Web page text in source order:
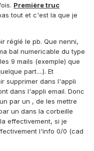
Première truc
tout et c'est la que je
réglé le pb. Que nenni,
bal numericable du type
9 mails (exemple) que
part....). Et
supprimer dans l'appli
dans l'appli email. Donc
par un , de les mettre
un dans la corbeille
effectivement, si je
l'info 0/0 (cad